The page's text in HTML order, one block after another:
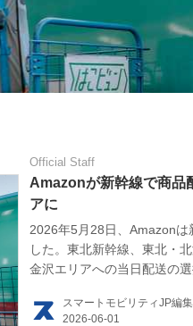
HOME
Official Staff
Amazonが新幹線で商品
アに
2026年5月28日、Amazon
した。東北新幹線、東北・
金沢エリアへの当日配送の選
スマートモビリティJP編